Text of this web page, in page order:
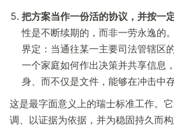
把方案当作一份活的协议，并按一
性是不断续期的，而非一劳永逸的
界定：当通往某一主要司法管辖区
一个家庭如何作出决策并共享信息
身、而不仅是文件，能够在冲击中存
这是最字面意义上的瑞士标准工作。
调、以证据为依据，并为稳固持久而